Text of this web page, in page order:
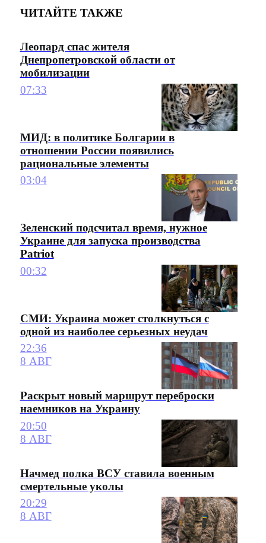
ЧИТАЙТЕ ТАКЖЕ
Леопард спас жителя
Днепропетровской области от
мобилизации
07:33
МИД: в политике Болгарии в
отношении России появились
рациональные элементы
03:04
Зеленский подсчитал время, нужное
Украине для запуска производства
Patriot
00:32
СМИ: Украина может столкнуться с
одной из наиболее серьезных неудач
22:36
8 АВГ
Раскрыт новый маршрут переброски
наемников на Украину
20:50
8 АВГ
Начмед полка ВСУ ставила военным
смертельные уколы
20:29
8 АВГ